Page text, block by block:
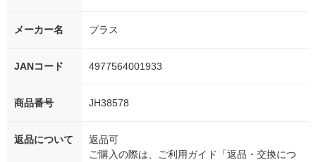
メーカー名 プラス
JANコード 4977564001933
商品番号 JH38578
返品について
返品可
ご購入の際は、ご利用ガイド「返品・交換につ